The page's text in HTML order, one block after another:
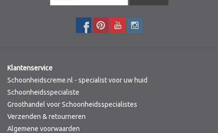
Pascaud
Fusion Meso
PCA SKINCARE
Klantenservice
Schoonheidscreme.nl - specialist voor uw huid
Schoonheidsspecialiste
Groothandel voor Schoonheidsspecialistes
Verzenden & retourneren
Algemene voorwaarden